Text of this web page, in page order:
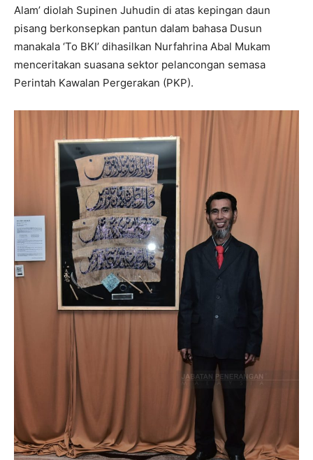
Alam’ diolah Supinen Juhudin di atas kepingan daun
pisang berkonsepkan pantun dalam bahasa Dusun
manakala ‘To BKI’ dihasilkan Nurfahrina Abal Mukam
menceritakan suasana sektor pelancongan semasa
Perintah Kawalan Pergerakan (PKP).